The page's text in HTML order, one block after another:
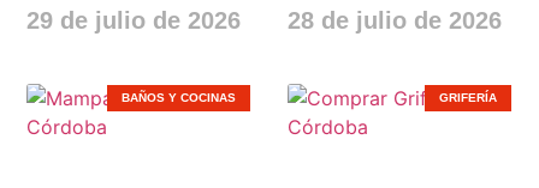
balconeras, cierres y
ALUMINIO
29 de julio de 2026 28 de julio de 2026
BAÑOS Y COCINAS GRIFERÍA